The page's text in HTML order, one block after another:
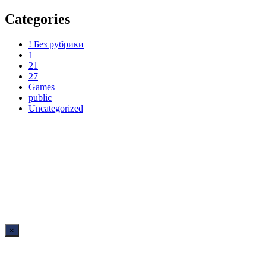
Categories
! Без рубрики
1
21
27
Games
public
Uncategorized
×